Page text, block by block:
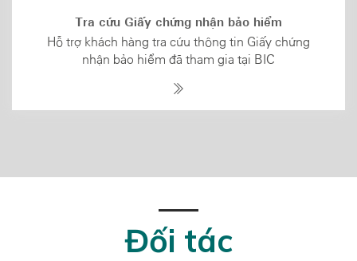
Tra cứu Giấy chứng nhận bảo hiểm
Hỗ trợ khách hàng tra cứu thông tin Giấy chứng
nhận bảo hiểm đã tham gia tại BIC
Đối tác